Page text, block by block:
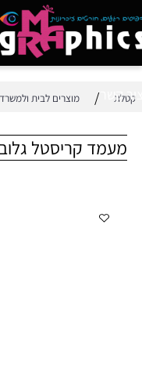
דף
מוצרים לבית ולמשרד /
קריסטל גלובוס